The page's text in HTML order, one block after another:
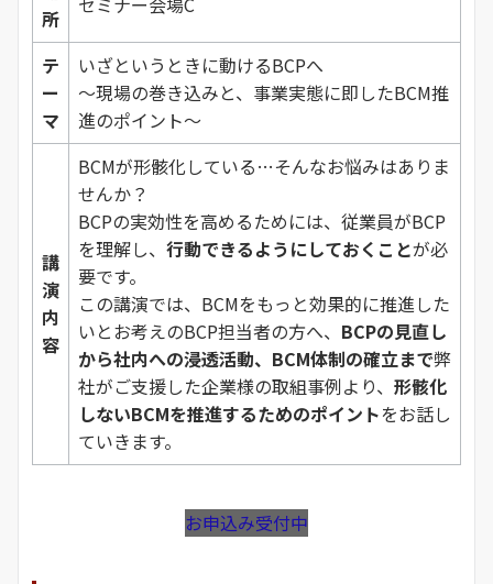
所
テ
ー
マ
いざというときに動けるBCPへ
～現場の巻き込みと、事業実態に即したBCM推
進のポイント～
講
演
内
容
BCMが形骸化している…そんなお悩みはありま
せんか？
BCPの実効性を高めるためには、従業員がBCP
を理解し、 行動できるようにしておくことが必
要です。
この講演では、BCMをもっと効果的に推進した
いとお考えのBCP担当者の方へ、 BCPの見直し
から社内への浸透活動、BCM体制の確立まで弊
社がご支援した企業様の取組事例より、 形骸化
しないBCMを推進するためのポイントをお話し
ていきます。
お申込み受付中